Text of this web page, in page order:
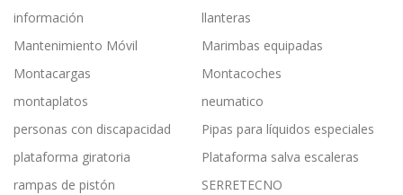
información
llanteras
Mantenimiento Móvil
Marimbas equipadas
Montacargas
Montacoches
montaplatos
neumatico
personas con discapacidad
Pipas para líquidos especiales
plataforma giratoria
Plataforma salva escaleras
rampas de pistón
SERRETECNO